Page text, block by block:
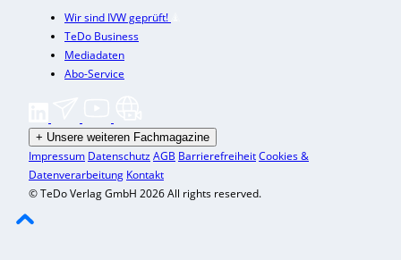
Wir sind IVW geprüft!
TeDo Business
Mediadaten
Abo-Service
+ Unsere weiteren Fachmagazine
Impressum DatenschutzAGB BarrierefreiheitCookies &
Datenverarbeitung Kontakt
© TeDo Verlag GmbH 2026 All rights reserved.